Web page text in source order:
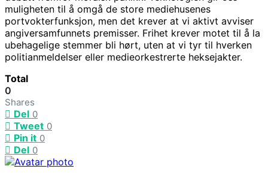
muligheten til å omgå de store mediehusenes
portvokterfunksjon, men det krever at vi aktivt avviser
angiversamfunnets premisser. Frihet krever motet til å la
ubehagelige stemmer bli hørt, uten at vi tyr til hverken
politianmeldelser eller medieorkestrerte heksejakter.
Total
0
Shares
Del 0
Tweet 0
Pin it 0
Del 0